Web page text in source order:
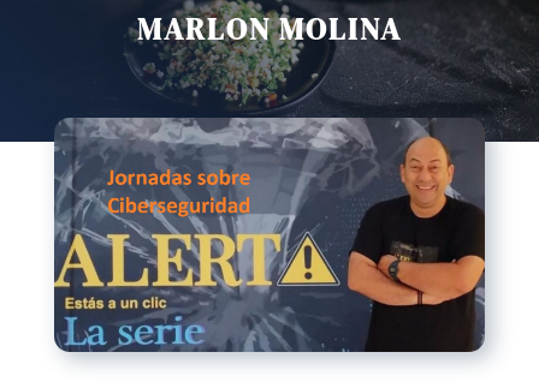
MARLON MOLINA